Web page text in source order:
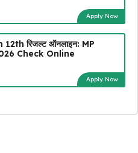
Apply Now
12th रिजल्ट ऑनलाइन: MP
Check Online
Apply Now